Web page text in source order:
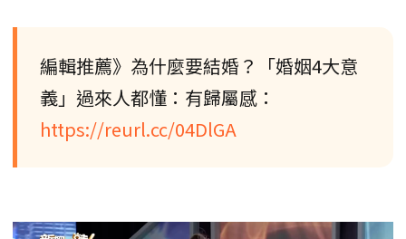
編輯推薦》為什麼要結婚？「婚姻4大意
義」過來人都懂：有歸屬感：
https://reurl.cc/04DlGA